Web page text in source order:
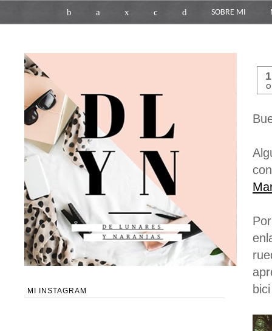
b a x c d SOBRE MI
MI INSTAGRAM